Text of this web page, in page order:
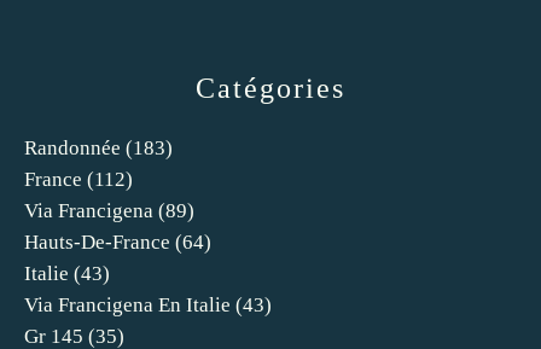
Catégories
Randonnée (183)
France (112)
Via Francigena (89)
Hauts-De-France (64)
Italie (43)
Via Francigena En Italie (43)
Gr 145 (35)